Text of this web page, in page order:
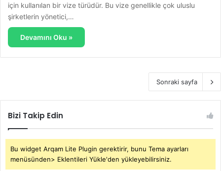
için kullanılan bir vize türüdür. Bu vize genellikle çok uluslu
şirketlerin yönetici,…
Devamını Oku »
Sonraki sayfa
Bizi Takip Edin
Bu widget Arqam Lite Plugin gerektirir, bunu Tema ayarları
menüsünden> Eklentileri Yükle'den yükleyebilirsiniz.